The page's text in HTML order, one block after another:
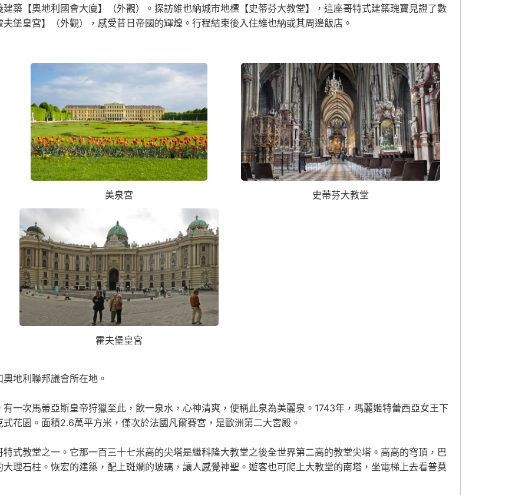
築【奧地利國會大廈】（外觀）。探訪維也納城市地標【史蒂芬大教堂】，這座哥特式建築瑰寶見證了數
堡皇宮】（外觀），感受昔日帝國的輝煌。行程結束後入住維也納或其周邊飯店。
美泉宮 史蒂芬大教堂
霍夫堡皇宮
地利聯邦議會所在地。
一次馬蒂亞斯皇帝狩獵至此，飲一泉水，心神清爽，便稱此泉為美麗泉。1743年，瑪麗姬特蕾西亞女王下
花園。面積2.6萬平方米，僅次於法國凡爾賽宮，是歐洲第二大宮殿。
式教堂之一。它那一百三十七米高的尖塔是繼科隆大教堂之後全世界第二高的教堂尖塔。高高的穹頂，巴
理石柱。恢宏的建築，配上斑斕的玻璃，讓人感覺神聖。遊客也可爬上大教堂的南塔，坐電梯上去看普莫